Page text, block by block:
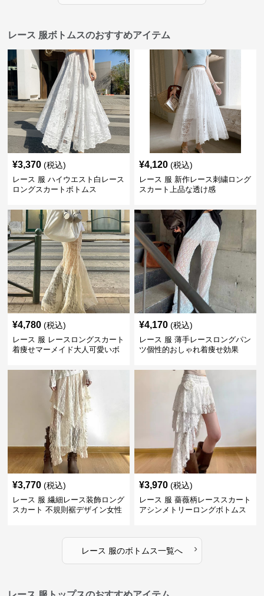
レース 服ボトムスのおすすめアイテム
¥3,370 (税込)
レース 服 ハイウエスト白レース
ロングスカートボトムス
¥4,120 (税込)
レース 服 新作レース刺繍ロング
スカート上品な透け感
¥4,780 (税込)
レース 服 レースロングスカート
着痩せマーメイド大人可愛いボ
¥4,170 (税込)
レース 服 薄手レースロングパン
ツ個性的おしゃれ着痩せ効果
¥3,770 (税込)
レース 服 繊細レース装飾ロング
スカート 不規則裾デザイン女性
¥3,970 (税込)
レース 服 薔薇柄レーススカート
アシンメトリーロングボトムス
レース 服のボトムス一覧へ ›